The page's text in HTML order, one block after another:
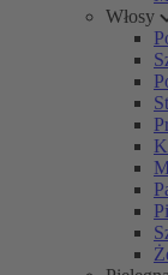
Włosy